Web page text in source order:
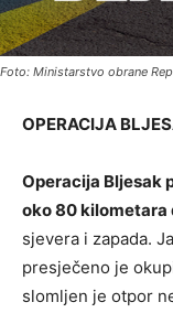
Foto: Ministarstvo obrane
OPERACIJA
Operacija Bljesak
oko 80 kilometara
sjevera i zapada.
presječeno je
slomljen je otpor